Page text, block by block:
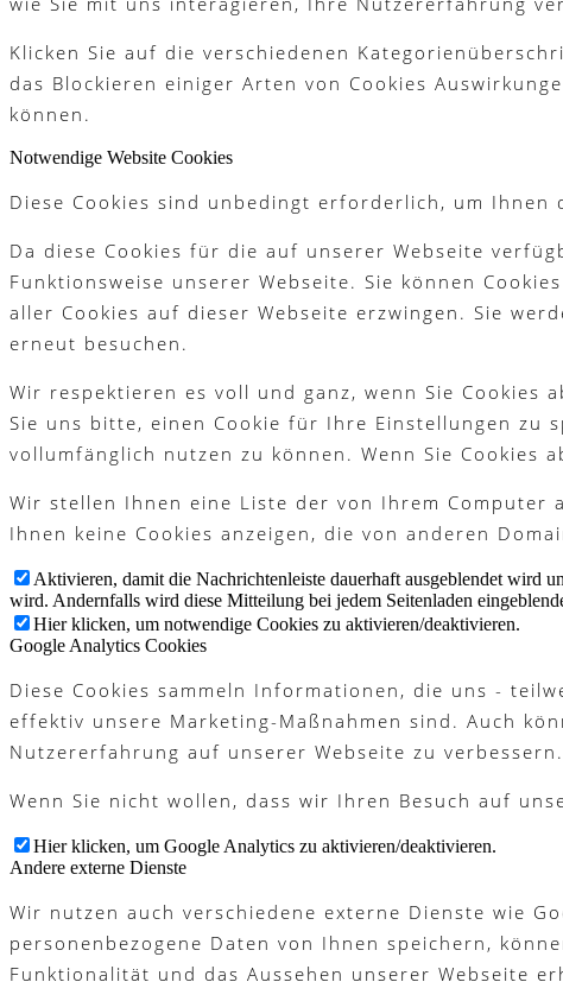
Platzreife
Golfregeln
Kurse
Klicken Sie auf die verschiedenen
das Blockieren einiger Arten von Cookies
können.
Notwendige Website Cookies
Diese Cookies sind unbedingt erforderlich, um
Da diese Cookies für die auf unserer Webseite
Funktionsweise unserer Webseite. Sie können
aller Cookies auf dieser Webseite erzwingen. Sie
erneut besuchen.
Wir respektieren es voll und ganz, wenn Sie Cookies
Sie uns bitte, einen Cookie für Ihre Einstellungen zu
vollumfänglich nutzen zu können. Wenn Sie Cookies
Wir stellen Ihnen eine Liste der von Ihrem Computer
Ihnen keine Cookies anzeigen, die von anderen
Aktivieren, damit die Nachrichtenleiste dauerhaft ausgeblendet wird
wird. Andernfalls wird diese Mitteilung bei jedem Seitenladen
Hier klicken, um notwendige Cookies zu aktivieren/deaktivieren.
Google Analytics Cookies
Diese Cookies sammeln Informationen, die uns -
effektiv unsere Marketing-Maßnahmen sind. Auch
Nutzererfahrung auf unserer Webseite zu verbessern.
Wenn Sie nicht wollen, dass wir Ihren Besuch auf
Hier klicken, um Google Analytics zu aktivieren/deaktivieren.
Andere externe Dienste
Wir nutzen auch verschiedene externe Dienste wie
personenbezogene Daten von Ihnen speichern,
Funktionalität und das Aussehen unserer Webseite